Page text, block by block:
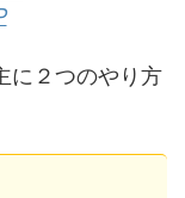
に２つのやり方